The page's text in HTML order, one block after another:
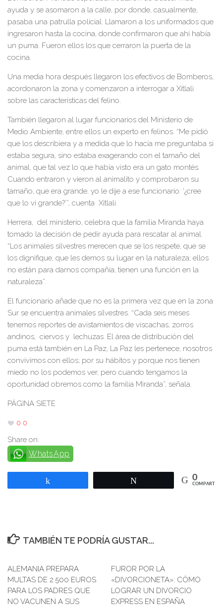
ayuda y se asomaron a la calle, por donde, casualmente,
pasaba una patrulla policial. Llamaron a los uniformados que
ingresaron hasta la cocina, donde confirmaron que ahí había
un puma. Fueron ellos los que cerraron la puerta de la
cocina.
Una media hora después llegaron los efectivos de Bomberos,
acordonaron la zona y comenzaron a interrogar a Xitlali
sobre las características del felino.
También llegaron al lugar funcionarios del Ministerio de
Medio Ambiente, entre ellos un experto en felinos. “Me pidió
que los describiera y a medida que lo hacía me preguntaba si
estaba segura, sino estaba exagerando con el tamaño del
animal, que tal vez lo que había visto era un gato montés.
Cuando entraron y vieron al animalito y comprobaron su
tamaño, que era grande, yo le dije a ese funcionario: ‘¿cree
que lo vi grande?’”, cuenta Xitlali.
Herrera, del ministerio, celebra que la familia Miranda haya
tomado la decisión de pedir ayuda para rescatar al animal.
“Los animales silvestres merecen que se los respete, que se
los dignifique, que les demos su lugar en la naturaleza; ellos
no están para darnos compañía, tienen una función en la
naturaleza”.
El funcionario añade que no es la primera vez que en la zona
Sur se encuentra animales silvestres. “Cada seis meses
tenemos reportes de avistamientos de viscachas, zorros
andinos, ciervos y lechuzas. El área de distribución del
puma está también en La Paz, La Paz les pertenece, nosotros
convivimos con ellos; por su hábitos y porque nos tienen
miedo no los podemos ver, pero cuando tengamos la
oportunidad obremos como la familia Miranda”, señala.
PÁGINA SIETE
0 0
Share on:
WhatsApp
0
COMPARTIR
TAMBIÉN TE PODRÍA GUSTAR...
ALEMANIA PREPARA
MULTAS DE 2.500 EUROS
PARA LOS PADRES QUE
NO VACUNEN A SUS
FUROR POR LA
«DIVORCIONETA»: CÓMO
LOGRAR UN DIVORCIO
EXPRESS EN ESPAÑA